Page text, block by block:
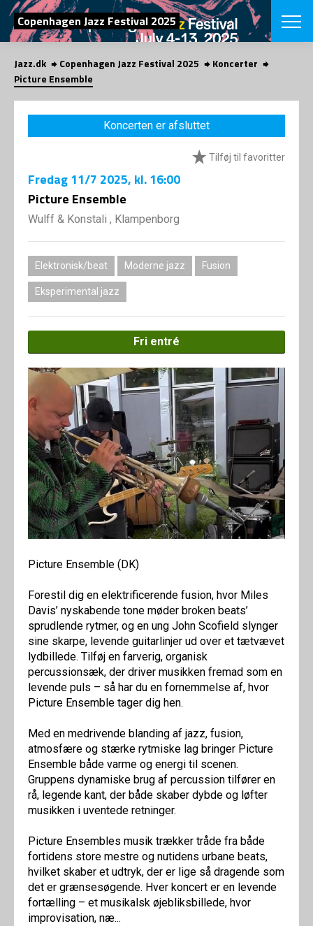
SØG
Copenhagen Jazz Festival 2025
English
VÆLG
VINTERJAZZ
Temaer
LOCATIONS
Om fonden
Jazz.dk Copenhagen Jazz Festival 2025
Koncerter
Picture Ensemble
Koncerten er afsluttet
Tilføj til favoritter
Fredag11/7 2025, kl. 16:00
Picture Ensemble
Wulff & Konstali , Klampenborg
Elektronisk/beat Moderne jazz Fusion
Eksperimental jazz
Fri entré
Picture Ensemble (DK)
Forestil dig en elektrificerende fusion, hvor Miles
Davis’ nyskabende tone møder broken beats’
sprudlende rytmer, og en ung John Scofield slynger
sine skarpe, levende guitarlinjer ud over et tætvævet
lydbillede. Tilføj en farverig, organisk
percussionsæk, der driver musikken fremad som en
levende puls – så har du en fornemmelse af, hvor
Picture Ensemble tager dig hen.
Med en medrivende blanding af jazz, fusion,
atmosfære og stærke rytmiske lag bringer Picture
Ensemble både varme og energi til scenen.
Gruppens dynamiske brug af percussion tilfører en
rå, legende kant, der både skaber dybde og løfter
musikken i uventede retninger.
Picture Ensembles musik trækker tråde fra både
fortidens store mestre og nutidens urbane beats,
hvilket skaber et udtryk, der er lige så dragende som
det er grænsesøgende. Hver koncert er en levende
fortælling – et musikalsk øjebliksbillede, hvor
improvisation, næ...